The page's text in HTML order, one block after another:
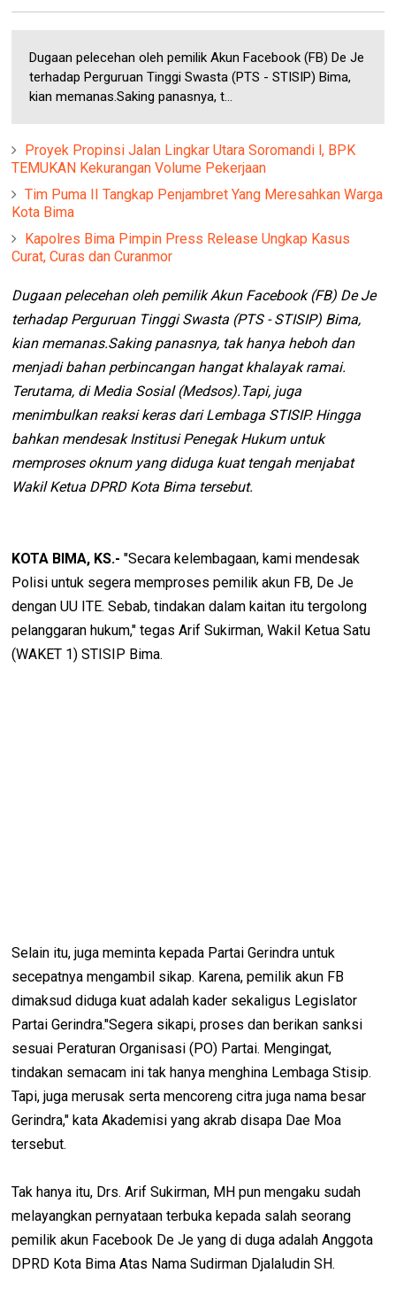
Dugaan pelecehan oleh pemilik Akun Facebook (FB) De Je
terhadap Perguruan Tinggi Swasta (PTS - STISIP) Bima,
kian memanas.Saking panasnya, t...
Proyek Propinsi Jalan Lingkar Utara Soromandi l, BPK
TEMUKAN Kekurangan Volume Pekerjaan
Tim Puma II Tangkap Penjambret Yang Meresahkan Warga
Kota Bima
Kapolres Bima Pimpin Press Release Ungkap Kasus
Curat, Curas dan Curanmor
Dugaan pelecehan oleh pemilik Akun Facebook (FB) De Je
terhadap Perguruan Tinggi Swasta (PTS - STISIP) Bima,
kian memanas.Saking panasnya, tak hanya heboh dan
menjadi bahan perbincangan hangat khalayak ramai.
Terutama, di Media Sosial (Medsos).Tapi, juga
menimbulkan reaksi keras dari Lembaga STISIP. Hingga
bahkan mendesak Institusi Penegak Hukum untuk
memproses oknum yang diduga kuat tengah menjabat
Wakil Ketua DPRD Kota Bima tersebut.
KOTA BIMA, KS.-"Secara kelembagaan, kami mendesak
Polisi untuk segera memproses pemilik akun FB, De Je
dengan UU ITE. Sebab, tindakan dalam kaitan itu tergolong
pelanggaran hukum," tegas Arif Sukirman, Wakil Ketua Satu
(WAKET 1) STISIP Bima.
Selain itu, juga meminta kepada Partai Gerindra untuk
secepatnya mengambil sikap. Karena, pemilik akun FB
dimaksud diduga kuat adalah kader sekaligus Legislator
Partai Gerindra."Segera sikapi, proses dan berikan sanksi
sesuai Peraturan Organisasi (PO) Partai. Mengingat,
tindakan semacam ini tak hanya menghina Lembaga Stisip.
Tapi, juga merusak serta mencoreng citra juga nama besar
Gerindra," kata Akademisi yang akrab disapa Dae Moa
tersebut.
Tak hanya itu, Drs. Arif Sukirman, MH pun mengaku sudah
melayangkan pernyataan terbuka kepada salah seorang
pemilik akun Facebook De Je yang di duga adalah Anggota
DPRD Kota Bima Atas Nama Sudirman Djalaludin SH.